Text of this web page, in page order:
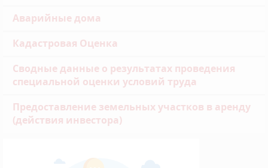
Аварийные дома
Кадастровая Оценка
Сводные данные о результатах проведения
специальной оценки условий труда
Предоставление земельных участков в аренду
(действия инвестора)